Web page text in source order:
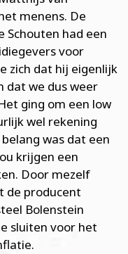
menens. De
Schouten had een
voor
zich dat hij eigenlijk
dat we dus weer
ging om een low
wel rekening
was dat een
krijgen een
Door mezelf
de producent
Bolenstein
sluiten voor het